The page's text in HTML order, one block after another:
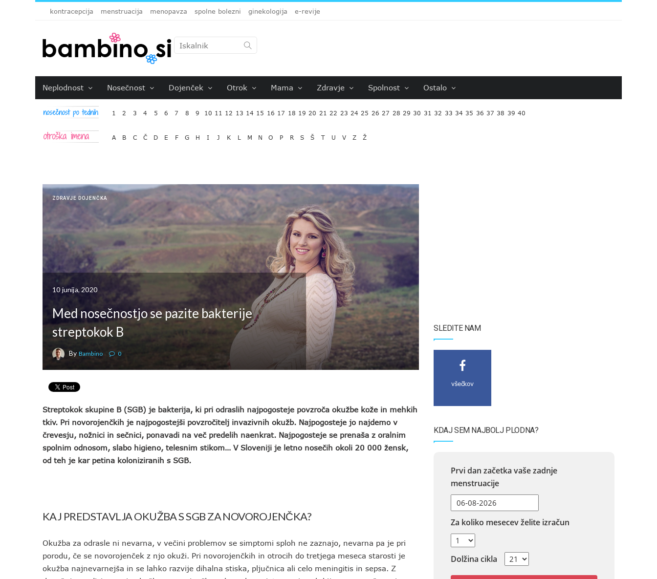
kontracepcija menstruacija menopavza spolne bolezni ginekologija e-revije
Neplodnost Nosečnost Dojenček Otrok Mama Zdravje Spolnost Ostalo
1 2 3 4 5 6 7 8 9 10 11 12 13 14 15 16 17 18 19 20 21 22 23 24 25 26 27 28 29 30 31 32 33 34 35 36 37 38 39 40
A B C Č D E F G H I J K L M N O P R S Š T U V Z Ž
ZDRAVJE DOJENČKA
10 junija, 2020
Med nosečnostjo se pazite bakterije
streptokok B
By Bambino 0
Streptokok skupine B (SGB) je bakterija, ki pri odraslih najpogosteje povzroča okužbe kože in mehkih
tkiv. Pri novorojenčkih je najpogostejši povzročitelj invazivnih okužb. Najpogosteje jo najdemo v
črevesju, nožnici in sečnici, ponavadi na več predelih naenkrat. Najpogosteje se prenaša z oralnim
spolnim odnosom, slabo higieno, telesnim stikom… V Sloveniji je letno nosečih okoli 20 000 žensk,
od teh je kar petina koloniziranih s SGB.
KAJ PREDSTAVLJA OKUŽBA S SGB ZA NOVOROJENČKA?
Okužba za odrasle ni nevarna, v večini problemov se simptomi sploh ne zaznajo, nevarna pa je pri
porodu, če se novorojenček z njo okuži. Pri novorojenčkih in otrocih do tretjega meseca starosti je
okužba najnevarnejša in se lahko razvije dihalna stiska, pljučnica ali celo meningitis in sepsa. Z
SLEDITE NAM
všečkov
KDAJ SEM NAJBOLJ PLODNA?
Prvi dan začetka vaše zadnje
menstruacije
Za koliko mesecev želite izračun
Dolžina cikla